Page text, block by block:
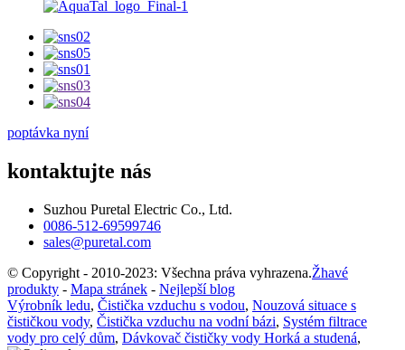
poptávka nyní
kontaktujte nás
Suzhou Puretal Electric Co., Ltd.
0086-512-69599746
sales@puretal.com
© Copyright - 2010-2023: Všechna práva vyhrazena.Žhavé
produkty - Mapa stránek - Nejlepší blog
Výrobník ledu, Čistička vzduchu s vodou, Nouzová situace s
čističkou vody, Čistička vzduchu na vodní bázi, Systém filtrace
vody pro celý dům, Dávkovač čističky vody Horká a studená,